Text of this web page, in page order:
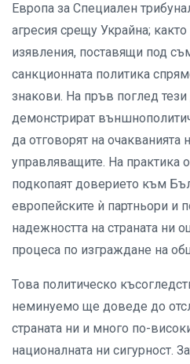
Европа за Специален
агресия срещу Украйна;
изявления, поставящи под
санкционната политика
знакови. На пръв поглед
демонстрират
да отговорят на очакванията
управляващите. На практика
подкопаят доверието към
европейските ѝ партньори и
надежността на страната ни
процеса по изграждане на
Това политическо
неминуемо ще доведе до
страната ни и много по-
националната ни сигурност.